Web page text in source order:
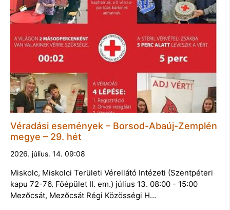
Véradási események – Borsod-Abaúj-Zemplén
megye – 29. hét
2026. július. 14. 09:08
Miskolc, Miskolci Területi Vérellátó Intézeti (Szentpéteri
kapu 72-76. Főépület II. em.) július 13. 08:00 - 15:00
Mezőcsát, Mezőcsát Régi Közösségi H…